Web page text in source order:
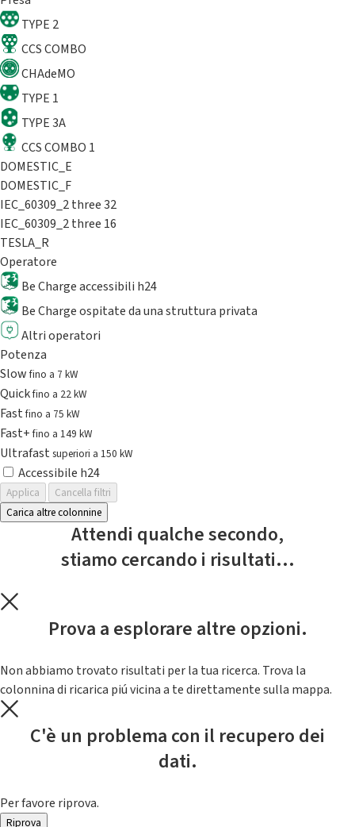
TYPE 2
CCS COMBO
CHAdeMO
TYPE 1
TYPE 3A
CCS COMBO 1
DOMESTIC_E
DOMESTIC_F
IEC_60309_2 three 32
IEC_60309_2 three 16
TESLA_R
Operatore
Be Charge accessibili h24
Be Charge ospitate da una struttura privata
Altri operatori
Potenza
Slowfino a 7 kW
Quickfino a 22 kW
Fastfino a 75 kW
Fast+fino a 149 kW
Ultrafast superiori a 150 kW
Accessibile h24
Applica
Cancella filtri
Carica altre colonnine
Attendi qualche secondo,
stiamo cercando i risultati...
Prova a esplorare altre opzioni.
Non abbiamo trovato risultati per la tua ricerca. Trova la
colonnina di ricarica piú vicina a te direttamente sulla mappa.
C'è un problema con il recupero dei
dati.
Per favore riprova.
Riprova